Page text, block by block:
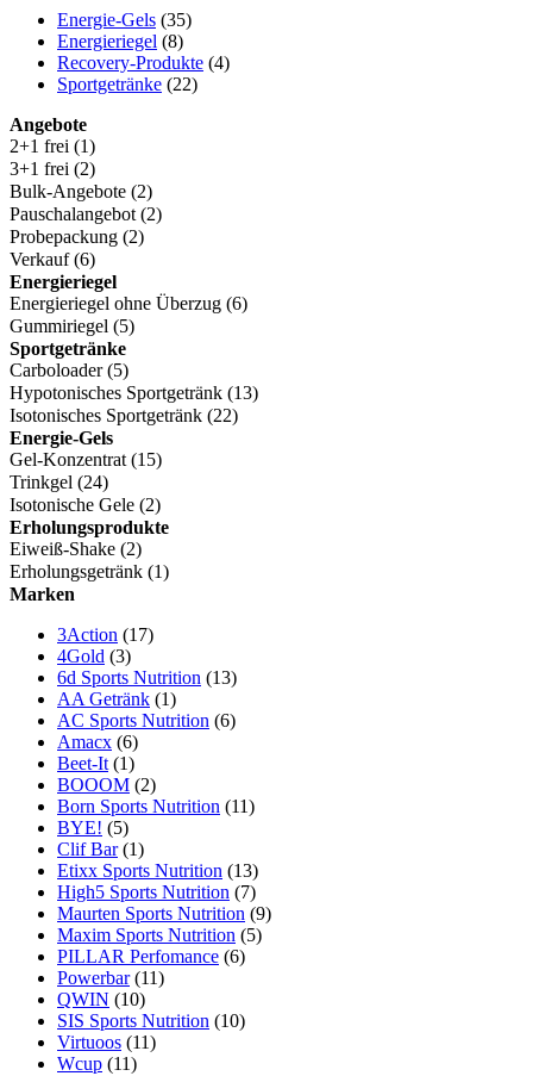
Energie-Gels (35)
Energieriegel (8)
Recovery-Produkte (4)
Sportgetränke (22)
Angebote
2+1 frei (1)
3+1 frei (2)
Bulk-Angebote (2)
Pauschalangebot (2)
Probepackung (2)
Verkauf (6)
Energieriegel
Energieriegel ohne Überzug (6)
Gummiriegel (5)
Sportgetränke
Carboloader (5)
Hypotonisches Sportgetränk (13)
Isotonisches Sportgetränk (22)
Energie-Gels
Gel-Konzentrat (15)
Trinkgel (24)
Isotonische Gele (2)
Erholungsprodukte
Eiweiß-Shake (2)
Erholungsgetränk (1)
Marken
3Action (17)
4Gold (3)
6d Sports Nutrition (13)
AA Getränk (1)
AC Sports Nutrition (6)
Amacx (6)
Beet-It (1)
BOOOM (2)
Born Sports Nutrition (11)
BYE! (5)
Clif Bar (1)
Etixx Sports Nutrition (13)
High5 Sports Nutrition (7)
Maurten Sports Nutrition (9)
Maxim Sports Nutrition (5)
PILLAR Perfomance (6)
Powerbar (11)
QWIN (10)
SIS Sports Nutrition (10)
Virtuoos (11)
Wcup (11)